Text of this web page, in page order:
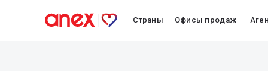
Страны Офисы продаж